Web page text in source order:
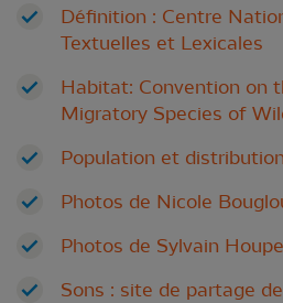
Définition : Centre
Textuelles et Lexicales
Habitat: Convention on
Migratory Species of
Population et distribution
Photos de Nicole
Photos de Sylvain
Sons : site de partage